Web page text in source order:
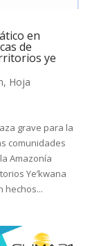
en
de
ye
, Hoja
grave para la
comunidades
Amazonía
Ye’kwana
hechos...